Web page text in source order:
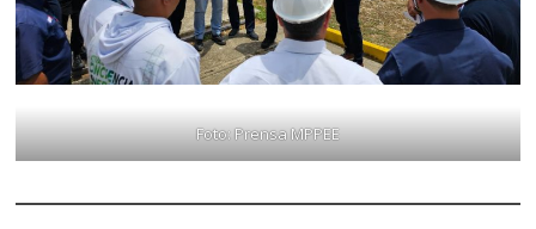
Foto: Prensa MPPEE